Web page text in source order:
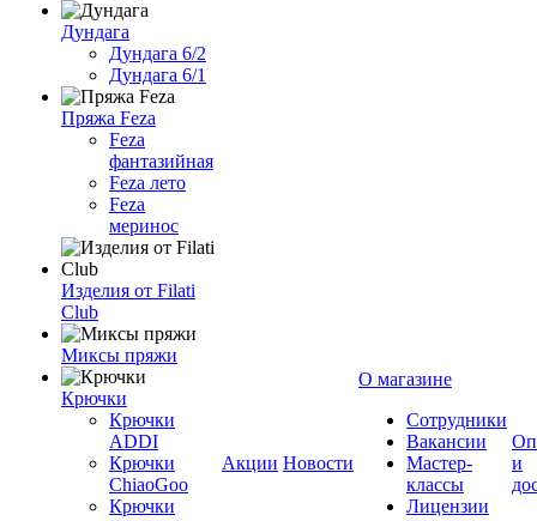
Дундага
Дундага 6/2
Дундага 6/1
Пряжа Feza
Feza
фантазийная
Feza лето
Feza
меринос
Изделия от Filati
Club
Миксы пряжи
Крючки
Крючки
ADDI
Крючки
ChiaoGoo
Крючки
Акции Новости
О магазине
Сотрудники
Вакансии
Мастер-
классы
Лицензии
и